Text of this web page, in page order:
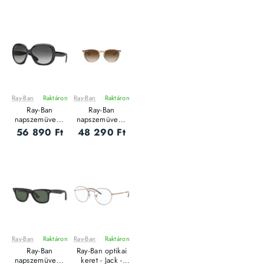
Ray-Ban Raktáron
Ray-Ban
napszemüveg -
JACKIE OHH II -
BLACK / GRAY
56 890 Ft
Ray-Ban Raktáron
Ray-Ban
napszemüveg -
ERIKA - SHINY
TRASP LIGHT
48 290 Ft
Ray-Ban Raktáron
Ray-Ban
napszemüveg -
Leárazás
Outlet Ár
Ray-Ban Raktáron
Ray-Ban optikai
keret - Jack -